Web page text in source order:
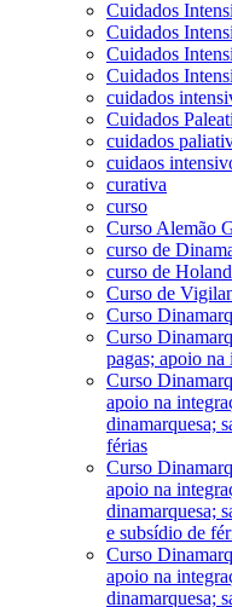
Cuidados
Cuidados
Cuidados
Cuidados
cuidados
Cuidados
cuidados
cuidaos
curativa
curso
Curso Alemão
curso de
curso de
Curso de
Curso
Curso
pagas; apoio
Curso
apoio na
dinamarquesa;
férias
Curso
apoio na
dinamarquesa;
e subsídio de
Curso
apoio na
dinamarquesa;